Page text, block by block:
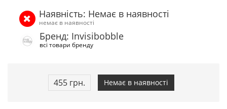
Наявність: Немає в наявності
немає в наявності
Бренд: Invisibobble
всі товари бренду
455 грн. Немає в наявності